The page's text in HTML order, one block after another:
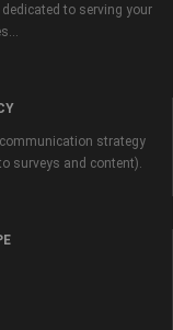
to serving your
strategy
surveys and content).